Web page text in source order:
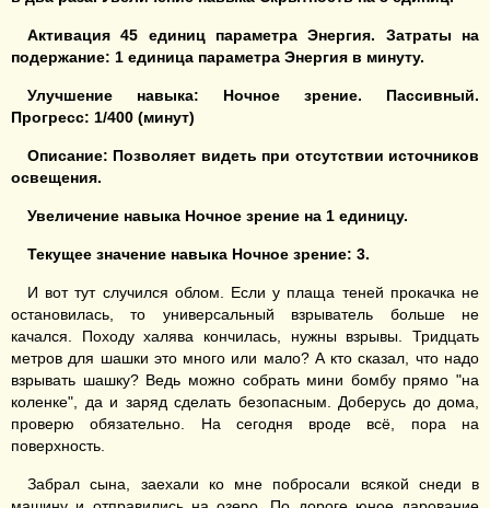
Активация45 единиц параметра Энергия. Затраты на
подержание: 1 единица параметра Энергия в минуту.
Улучшение навыка: Ночное зрение. Пассивный.
Прогресс: 1/400 (минут)
Описание: Позволяет видеть при отсутствии источников
освещения.
Увеличение навыка Ночное зрение на 1 единицу.
Текущее значение навыка Ночное зрение: 3.
И вот тут случился облом. Если у плаща теней прокачка не
остановилась, то универсальный взрыватель больше не
качался. Походу халява кончилась, нужны взрывы. Тридцать
метров для шашки это много или мало? А кто сказал, что надо
взрывать шашку? Ведь можно собрать мини бомбу прямо "на
коленке", да и заряд сделать безопасным. Доберусь до дома,
проверю обязательно. На сегодня вроде всё, пора на
поверхность.
Забрал сына, заехали ко мне побросали всякой снеди в